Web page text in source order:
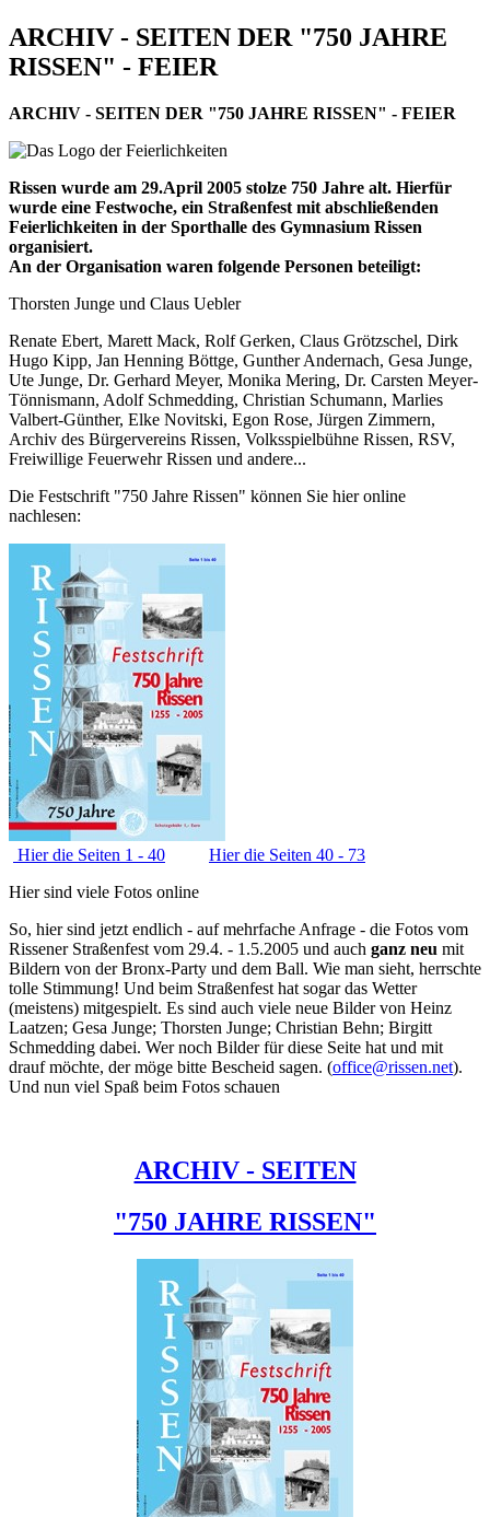
ARCHIV - SEITEN DER "750 JAHRE
RISSEN" - FEIER
ARCHIV - SEITEN DER "750 JAHRE RISSEN" - FEIER
Rissen wurde am 29.April 2005 stolze 750 Jahre alt. Hierfür
wurde eine Festwoche, ein Straßenfest mit abschließenden
Feierlichkeiten in der Sporthalle des Gymnasium Rissen
organisiert.
An der Organisation waren folgende Personen beteiligt:
Thorsten Junge und Claus Uebler
Renate Ebert, Marett Mack, Rolf Gerken, Claus Grötzschel, Dirk
Hugo Kipp, Jan Henning Böttge, Gunther Andernach, Gesa Junge,
Ute Junge, Dr. Gerhard Meyer, Monika Mering, Dr. Carsten Meyer-
Tönnismann, Adolf Schmedding, Christian Schumann, Marlies
Valbert-Günther, Elke Novitski, Egon Rose, Jürgen Zimmern,
Archiv des Bürgervereins Rissen, Volksspielbühne Rissen, RSV,
Freiwillige Feuerwehr Rissen und andere...
Die Festschrift "750 Jahre Rissen" können Sie hier online
nachlesen:
Hier die Seiten 1 - 40
Hier die Seiten 40 - 73
Hier sind viele Fotos online
So, hier sind jetzt endlich - auf mehrfache Anfrage - die Fotos vom
Rissener Straßenfest vom 29.4. - 1.5.2005 und auch ganz neu mit
Bildern von der Bronx-Party und dem Ball. Wie man sieht, herrschte
tolle Stimmung! Und beim Straßenfest hat sogar das Wetter
(meistens) mitgespielt. Es sind auch viele neue Bilder von Heinz
Laatzen; Gesa Junge; Thorsten Junge; Christian Behn; Birgitt
Schmedding dabei. Wer noch Bilder für diese Seite hat und mit
drauf möchte, der möge bitte Bescheid sagen. (office@rissen.net).
Und nun viel Spaß beim Fotos schauen
ARCHIV - SEITEN
"750 JAHRE RISSEN"